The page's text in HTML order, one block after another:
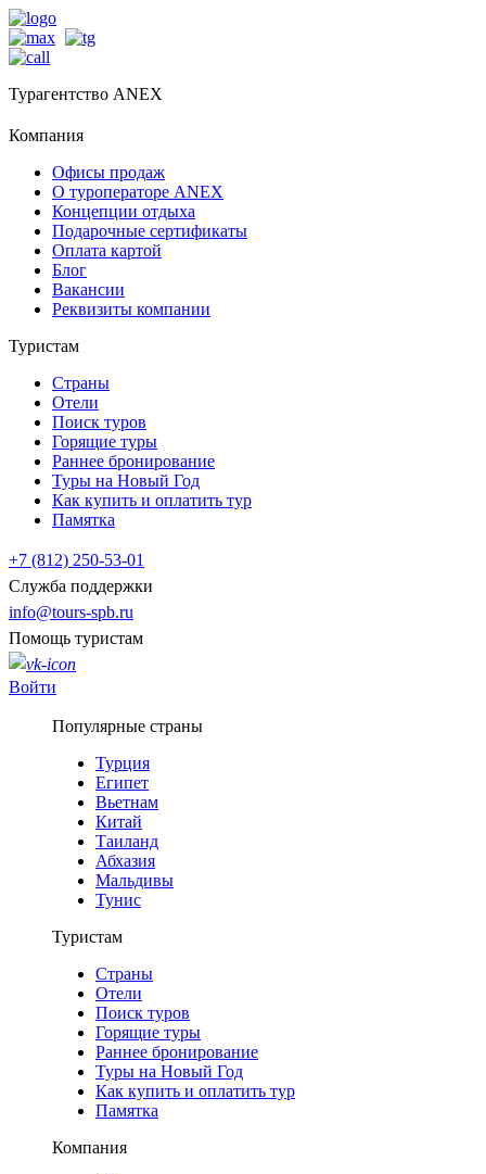
Турагентство ANEX
Компания
Офисы продаж
О туроператоре ANEX
Концепции отдыха
Подарочные сертификаты
Оплата картой
Блог
Вакансии
Реквизиты компании
Туристам
Страны
Отели
Поиск туров
Горящие туры
Раннее бронирование
Туры на Новый Год
Как купить и оплатить тур
Памятка
+7 (812) 250-53-01
Служба поддержки
info@tours-spb.ru
Помощь туристам
Войти
Популярные страны
Турция
Египет
Вьетнам
Китай
Таиланд
Абхазия
Мальдивы
Тунис
Туристам
Страны
Отели
Поиск туров
Горящие туры
Раннее бронирование
Туры на Новый Год
Как купить и оплатить тур
Памятка
Компания